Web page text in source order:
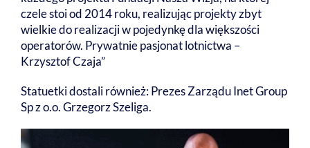
czele stoi od 2014 roku, realizując projekty zbyt
wielkie do realizacji w pojedynkę dla większości
operatorów. Prywatnie pasjonat lotnictwa –
Krzysztof Czaja”
Statuetki dostali również: Prezes Zarządu Inet Group
Sp z o.o. Grzegorz Szeliga.